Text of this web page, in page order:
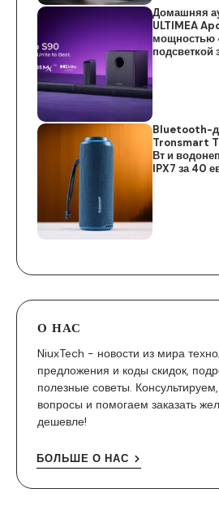
Домашняя
ULTIMEA
мощностью
подсветкой
Bluetooth-
Tronsmart
Вт и
IPX7 за 40
О НАС
NiuxTech - новости из мира
предложения и коды скидок,
полезные советы.
вопросы и помогаем заказать
дешевле!
БОЛЬШЕ О НАС